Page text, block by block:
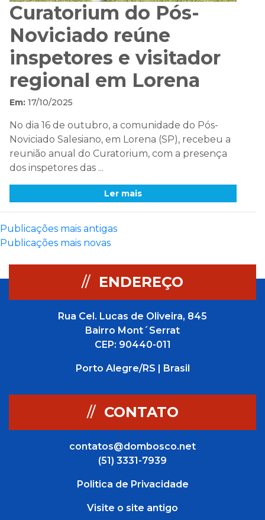
Curatorium do Pós-
Noviciado reúne
inspetores e visitador
regional em Lorena
Em: 17/10/2025
No dia 16 de outubro, a comunidade do Pós-
Noviciado Salesiano, em Lorena (SP), recebeu a
reunião anual do Curatorium, com a presença
dos inspetores das ...
Ler mais
Navegação
posts
Publicações mais antigas
Publicações mais novas
// ENDEREÇO
Rua Cel. Lucas de Oliveira, 845
Bairro Mont´Serrat
CEP: 90440-011
Porto Alegre/RS | Brasil
// CONTATO
contatos@dombosco.net
(51) 3331-7939
Politica de Privacidade
Visite o site antigo